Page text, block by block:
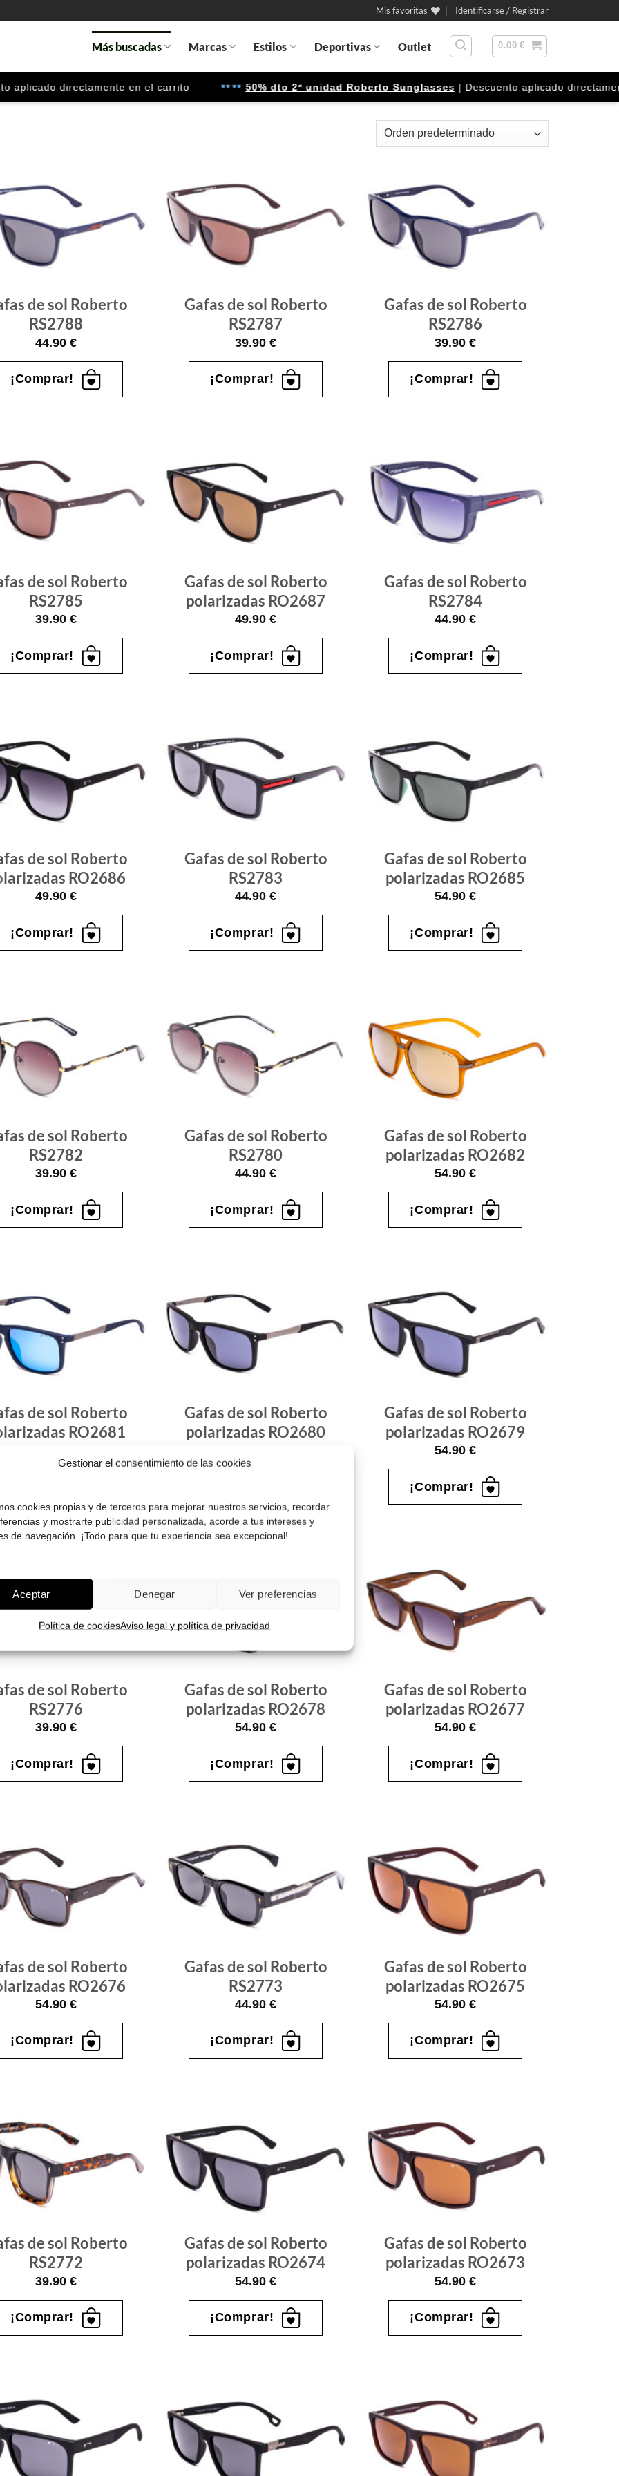
Gestionar el consentimiento de las cookies
cookies propias y de terceros para mejorar nuestros servicios, recordar
y mostrarte publicidad personalizada, acorde a tus intereses y
de navegación. ¡Todo para que tu experiencia sea excepcional!
Aceptar Denegar Ver preferencias
Política de cookiesAviso legal y política de privacidad
Mis favoritas Identificarse / Registrar
Más buscadas Marcas Estilos Deportivas Outlet 0.00€
directamente en el carrito 50% dto 2ª unidad Roberto Sunglasses | Descuento aplicado directamente en
de sol
de sol Roberto
RS2788
44.90€
¡Comprar!
Gafas
de sol
Gafas de sol Roberto
RS2787
39.90€
¡Comprar!
de sol
Gafas de sol Roberto
RS2786
39.90€
¡Comprar!
de sol
de sol Roberto
RS2785
39.90€
¡Comprar!
de sol
Gafas de sol Roberto
polarizadas RO2687
49.90€
¡Comprar!
de sol
Gafas de sol Roberto
RS2784
44.90€
¡Comprar!
Gafas
de sol
de sol Roberto
RO2686
49.90€
¡Comprar!
de sol
Gafas de sol Roberto
RS2783
44.90€
¡Comprar!
Gafas
de sol
Gafas de sol Roberto
polarizadas RO2685
54.90€
¡Comprar!
de sol
de sol Roberto
RS2782
39.90€
¡Comprar!
Gafas
de sol
Gafas de sol Roberto
RS2780
44.90€
¡Comprar!
Gafas
de sol
Gafas de sol Roberto
polarizadas RO2682
54.90€
¡Comprar!
Gafas
de sol
de sol Roberto
RO2681
de sol
Gafas de sol Roberto
polarizadas RO2680
Gafas
de sol
Gafas de sol Roberto
polarizadas RO2679
54.90€
¡Comprar!
Gafas
quiero
de sol Roberto
RS2776
39.90€
¡Comprar!
Gafas
Gafas de sol Roberto
polarizadas RO2678
54.90€
¡Comprar!
de sol
Gafas de sol Roberto
polarizadas RO2677
54.90€
¡Comprar!
Gafas
de sol
de sol Roberto
RO2676
54.90€
¡Comprar!
Gafas
de sol
Gafas de sol Roberto
RS2773
44.90€
¡Comprar!
Gafas
de sol
Gafas de sol Roberto
polarizadas RO2675
54.90€
¡Comprar!
de sol
de sol Roberto
RS2772
39.90€
¡Comprar!
Gafas
de sol
Gafas de sol Roberto
polarizadas RO2674
54.90€
¡Comprar!
Gafas
de sol
Gafas de sol Roberto
polarizadas RO2673
54.90€
¡Comprar!
Gafas
de sol
Gafas
de sol
Gafas
de sol